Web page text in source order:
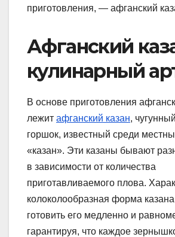
приготовления, — афганский
Афганский
кулинарный
В основе приготовления
лежит афганский казан,
горшок, известный среди
«казан». Эти казаны бывают
в зависимости от количества
приготавливаемого плова.
колоколообразная форма
готовить его медленно и
гарантируя, что каждое